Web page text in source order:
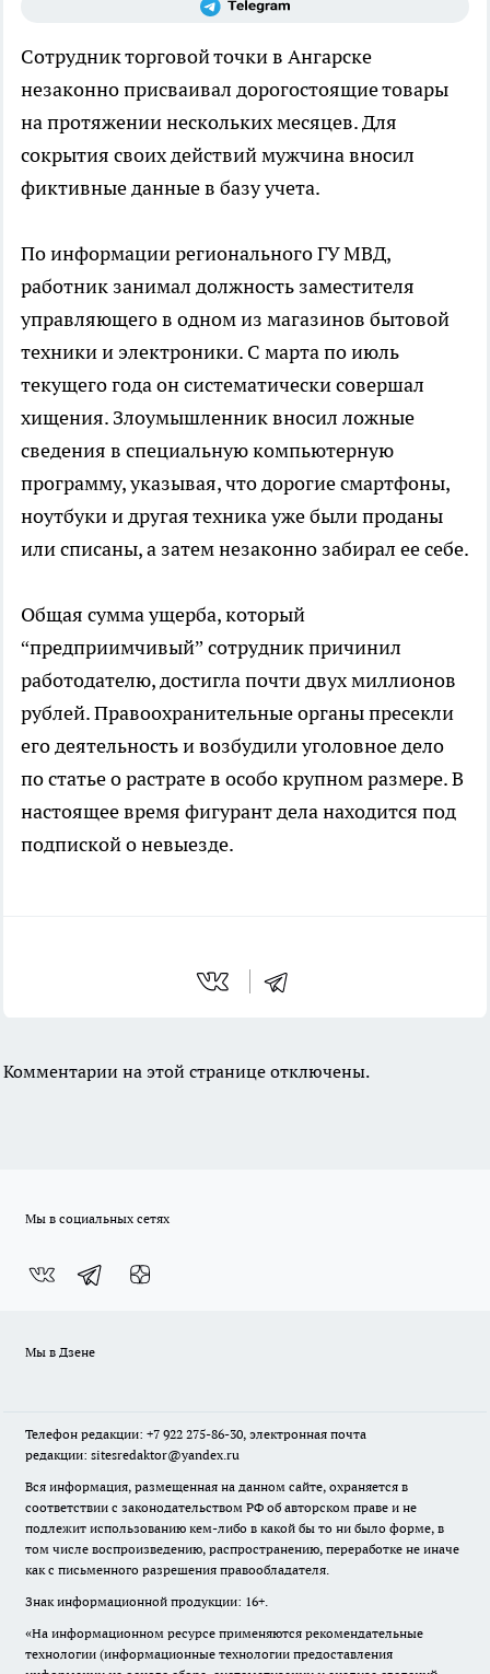
Сотрудник торговой точки в Ангарске
незаконно присваивал дорогостоящие товары
на протяжении нескольких месяцев. Для
сокрытия своих действий мужчина вносил
фиктивные данные в базу учета.
По информации регионального ГУ МВД,
работник занимал должность заместителя
управляющего в одном из магазинов бытовой
техники и электроники. С марта по июль
текущего года он систематически совершал
хищения. Злоумышленник вносил ложные
сведения в специальную компьютерную
программу, указывая, что дорогие смартфоны,
ноутбуки и другая техника уже были проданы
или списаны, а затем незаконно забирал ее себе.
Общая сумма ущерба, который
“предприимчивый” сотрудник причинил
работодателю, достигла почти двух миллионов
рублей. Правоохранительные органы пресекли
его деятельность и возбудили уголовное дело
по статье о растрате в особо крупном размере. В
настоящее время фигурант дела находится под
подпиской о невыезде.
Комментарии на этой странице отключены.
Мы в социальных сетях
Мы в Дзене
Телефон редакции: +7 922 275-86-30, электронная почта
редакции: sitesredaktor@yandex.ru
Вся информация, размещенная на данном сайте, охраняется в
соответствии с законодательством РФ об авторском праве и не
подлежит использованию кем-либо в какой бы то ни было форме, в
том числе воспроизведению, распространению, переработке не иначе
как с письменного разрешения правообладателя.
Знак информационной продукции: 16+.
«На информационном ресурсе применяются рекомендательные
технологии (информационные технологии предоставления